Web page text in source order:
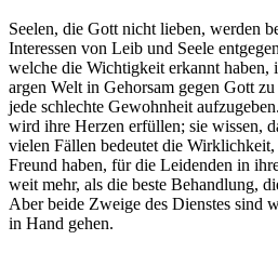
Seelen, die Gott nicht lieben, werden
Interessen von Leib und Seele
welche die Wichtigkeit erkannt haben,
argen Welt in Gehorsam gegen Gott
jede schlechte Gewohnheit
wird ihre Herzen erfüllen; sie wissen,
vielen Fällen bedeutet die Wirklichkeit,
Freund haben, für die Leidenden in
weit mehr, als die beste Behandlung,
Aber beide Zweige des Dienstes sind
in Hand gehen.